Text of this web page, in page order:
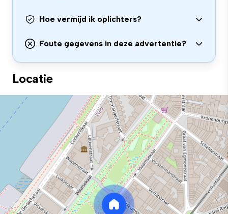
Hoe vermijd ik oplichters?
Foute gegevens in deze advertentie?
Locatie